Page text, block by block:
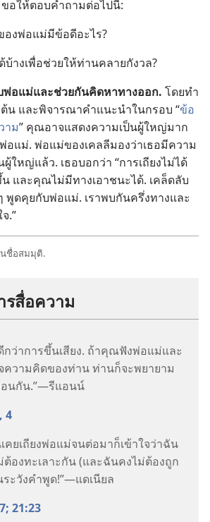
ขอ​ให้​ตอบ​คำ​ถาม​ต่อ​ไป​นี้:
ง​พ่อ​แม่​มี​ข้อ​ดี​อะไร?
าง​เพื่อ​ช่วย​ให้​ท่าน​คลาย​กังวล?
พ่อ​แม่​และ​ช่วย​กัน​คิด​หา​ทาง​ออก. โดย​ทำ​
น และ​พิจารณา​คำ​แนะ​นำ​ใน​กรอบ “ข้อ​
าม” คุณ​อาจ​แสดง​ความ​เป็น​ผู้​ใหญ่​มาก​
แม่. พ่อ​แม่​ของ​เคลลี​มอง​ว่า​เธอ​มี​ความ​
ใหญ่​แล้ว. เธอ​บอก​ว่า “การ​เถียง​ไม่​ได้​
และ​คุณ​ไม่​มี​ทาง​เอา​ชนะ​ได้. เคล็ดลับ​
ด​คุย​กับ​พ่อ​แม่. เรา​พบ​กัน​ครึ่ง​ทาง​และ​
.”
ชื่อ​สมมุติ.
ร​สื่อ​ความ
กว่า​การ​ขึ้น​เสียง. ถ้า​คุณ​ฟัง​พ่อ​แม่​และ​
ความ​คิด​ของ​ท่าน ท่าน​ก็​จะ​พยายาม​
อน​กัน.”—รีแอนน์
4
เคย​เถียง​พ่อ​แม่​จน​ต่อ​มา​ก็​เข้าใจ​ว่า​ฉัน​
อง​ทะเลาะ​กัน (และ​ฉัน​คง​ไม่​ต้อง​ถูก​
ะวัง​คำ​พูด!”—แดเนียล
21:23